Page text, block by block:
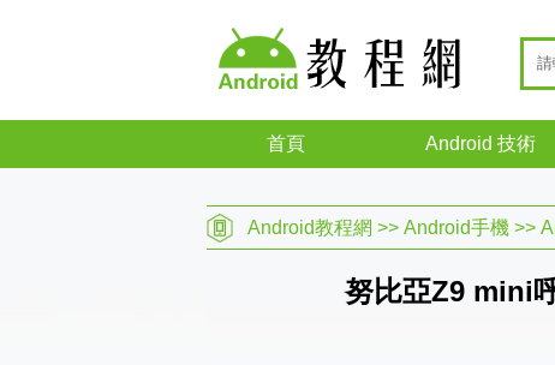
首頁 Android 技術
Android教程網 >> Android手機 >>
努比亞Z9 mini